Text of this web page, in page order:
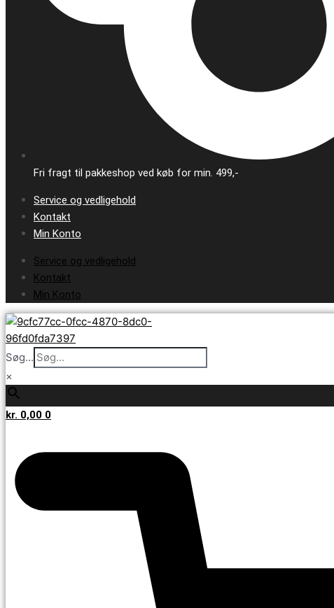
Fri fragt til pakkeshop ved køb for min. 499,-
Service og vedligehold
Kontakt
Min Konto
Service og vedligehold
Kontakt
Min Konto
Søg...
×
kr. 0,00 0